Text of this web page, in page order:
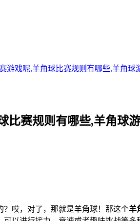
游戏呢,羊角球比赛规则有哪些,羊角球
比赛规则有哪些,羊角球
哎，对了，那就是羊角球！那这个羊